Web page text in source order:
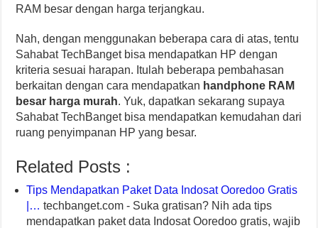
RAM besar dengan harga terjangkau.
Nah, dengan menggunakan beberapa cara di atas, tentu
Sahabat TechBanget bisa mendapatkan HP dengan
kriteria sesuai harapan. Itulah beberapa pembahasan
berkaitan dengan cara mendapatkan handphone RAM
besar harga murah. Yuk, dapatkan sekarang supaya
Sahabat TechBanget bisa mendapatkan kemudahan dari
ruang penyimpanan HP yang besar.
Related Posts :
Tips Mendapatkan Paket Data Indosat Ooredoo Gratis
|… techbanget.com - Suka gratisan? Nih ada tips
mendapatkan paket data Indosat Ooredoo gratis, wajib